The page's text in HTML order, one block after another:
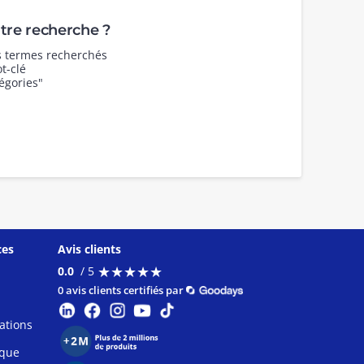
recherche ?
recherchés
clé
Avis clients
0.0 / 5 ★★★★★
★★★★★
0 avis clients certifiés par